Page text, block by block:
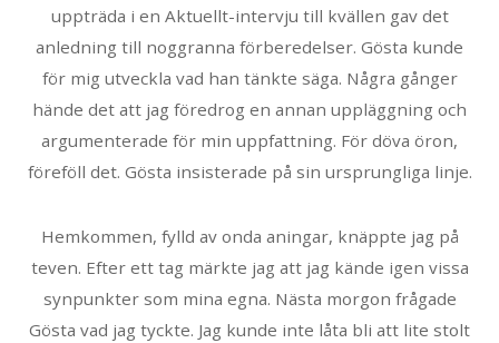
uppträda i en Aktuellt-intervju till kvällen gav det
anledning till noggranna förberedelser. Gösta kunde
för mig utveckla vad han tänkte säga. Några gånger
hände det att jag föredrog en annan uppläggning och
argumenterade för min uppfattning. För döva öron,
föreföll det. Gösta insisterade på sin ursprungliga linje.
Hemkommen, fylld av onda aningar, knäppte jag på
teven. Efter ett tag märkte jag att jag kände igen vissa
synpunkter som mina egna. Nästa morgon frågade
Gösta vad jag tyckte. Jag kunde inte låta bli att lite stolt